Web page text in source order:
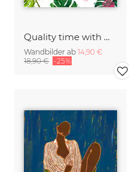
Quality time with my cheetahs illustration/watercolor painting
Wandbilder ab 14,90 €
18,90 € -25%